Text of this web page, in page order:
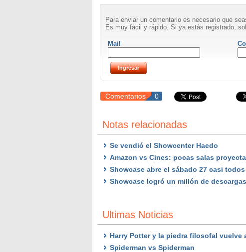
Para enviar un comentario es necesario que
Es muy fácil y rápido. Si ya estás registrado,
Mail
Comentarios 0
Notas relacionadas
Se vendió el Showcenter Haedo
Amazon vs Cines: pocas salas
Showcase abre el sábado 27 casi
Showcase logró un millón de
Ultimas Noticias
Harry Potter y la piedra filosofal vuelve
Spiderman vs Spiderman